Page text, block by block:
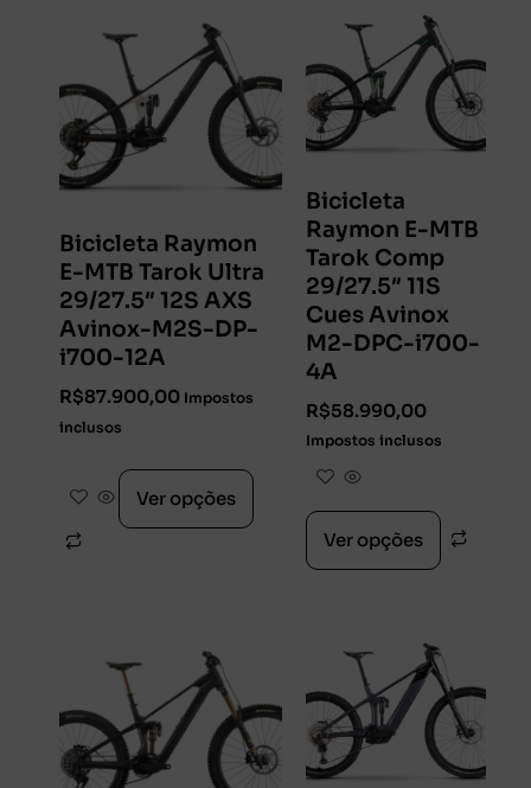
Bicicleta Raymon
E-MTB Tarok Ultra
29/27.5″ 12S AXS
Avinox-M2S-DP-
i700-12A
R$87.900,00 Impostos
inclusos
Ver opções
Bicicleta
Raymon E-MTB
Tarok Comp
29/27.5″ 11S
Cues Avinox
M2-DPC-i700-
4A
R$58.990,00
Impostos inclusos
Ver opções